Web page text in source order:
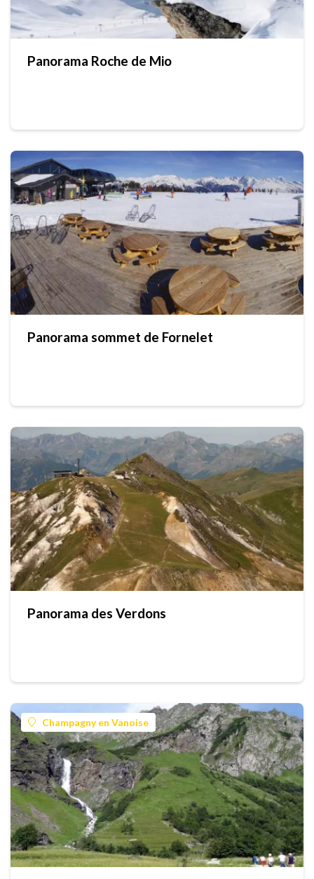
Panorama Roche de Mio
Panorama sommet de Fornelet
Panorama des Verdons
Champagny en Vanoise